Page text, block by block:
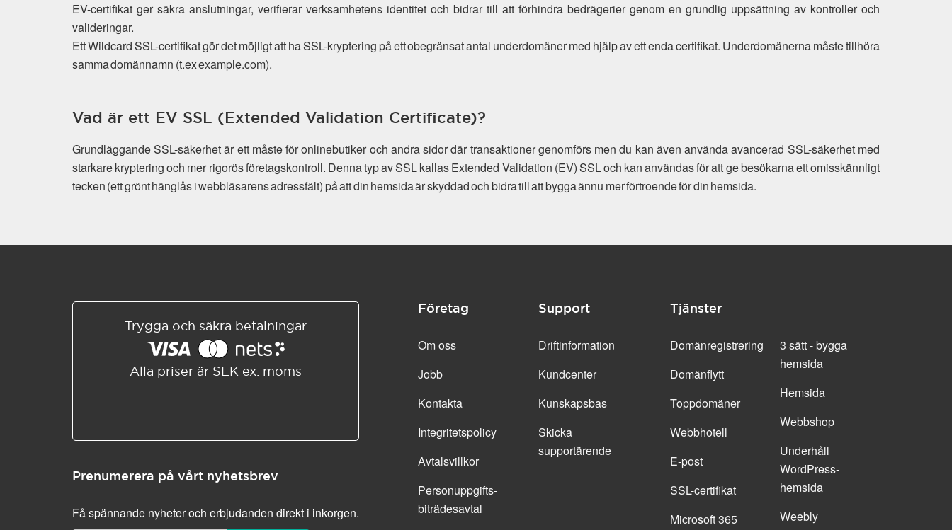
EV-certifikat ger säkra anslutningar, verifierar verksamhetens identitet och bidrar till att förhindra bedrägerier genom en grundlig uppsättning av kontroller och
valideringar.
Ett Wildcard SSL-certifikat gör det möjligt att ha SSL-kryptering på ett obegränsat antal underdomäner med hjälp av ett enda certifikat. Underdomänerna måste tillhöra
samma domännamn (t.ex example.com).
Vad är ett EV SSL (Extended Validation Certificate)?
Grundläggande SSL-säkerhet är ett måste för onlinebutiker och andra sidor där transaktioner genomförs men du kan även använda avancerad SSL-säkerhet med
starkare kryptering och mer rigorös företagskontroll. Denna typ av SSL kallas Extended Validation (EV) SSL och kan användas för att ge besökarna ett omisskännligt
tecken (ett grönt hänglås i webbläsarens adressfält) på att din hemsida är skyddad och bidra till att bygga ännu mer förtroende för din hemsida.
Trygga och säkra betalningar
Alla priser är SEK ex. moms
Prenumerera på vårt nyhetsbrev
Få spännande nyheter och erbjudanden direkt i inkorgen.
Företag
Om oss
Jobb
Kontakta
Integritetspolicy
Avtalsvillkor
Personuppgifts­
biträdesavtal
Support
Driftinformation
Kundcenter
Kunskapsbas
Skicka
supportärende
Tjänster
Domänregistrering
Domänflytt
Toppdomäner
Webbhotell
E-post
SSL-certifikat
Microsoft 365
3 sätt - bygga
hemsida
Hemsida
Webbshop
Underhåll
WordPress-
hemsida
Weebly